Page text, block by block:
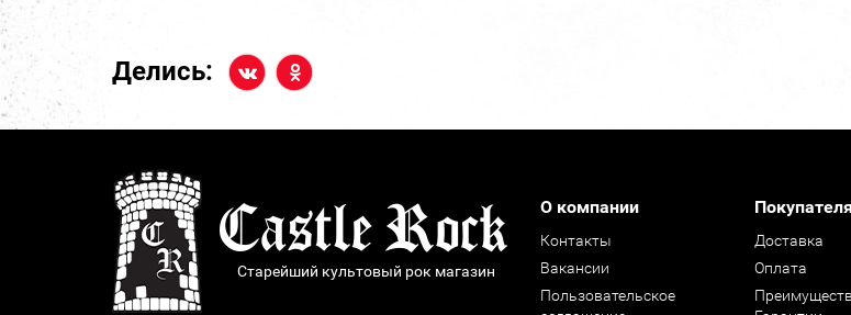
Делись:
Старейший культовый рок магазин
О компании
Контакты
Вакансии
Пользовательское
Доставка
Оплата